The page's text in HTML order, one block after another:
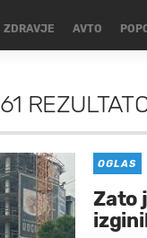
ZDRAVJE AVTO
61
OGLAS
Zato